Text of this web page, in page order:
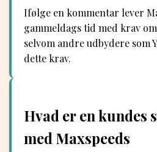
Ifølge en kommentar lever
gammeldags tid med krav
selvom andre udbydere som
dette krav.
Hvad er en kundes
med Maxspeeds